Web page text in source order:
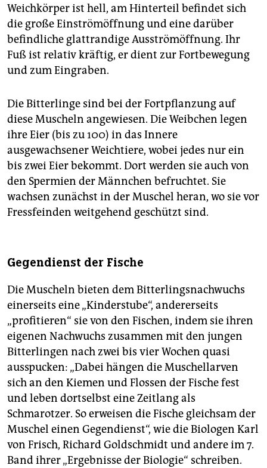
Weichkörper ist hell, am Hinterteil befindet sich
die große Einströmöffnung und eine darüber
befindliche glattrandige Ausströmöffnung. Ihr
Fuß ist relativ kräftig, er dient zur Fortbewegung
und zum Eingraben.
Die Bitterlinge sind bei der Fortpflanzung auf
diese Muscheln angewiesen. Die Weibchen legen
ihre Eier (bis zu 100) in das Innere
ausgewachsener Weichtiere, wobei jedes nur ein
bis zwei Eier bekommt. Dort werden sie auch von
den Spermien der Männchen befruchtet. Sie
wachsen zunächst in der Muschel heran, wo sie vor
Fressfeinden weitgehend geschützt sind.
Gegendienst der Fische
Die Muscheln bieten dem Bitterlingsnachwuchs
einerseits eine „Kinderstube“, andererseits
„profitieren“ sie von den Fischen, indem sie ihren
eigenen Nachwuchs zusammen mit den jungen
Bitterlingen nach zwei bis vier Wochen quasi
ausspucken: „Dabei hängen die Muschellarven
sich an den Kiemen und Flossen der Fische fest
und leben dortselbst eine Zeitlang als
Schmarotzer. So erweisen die Fische gleichsam der
Muschel einen Gegendienst“, wie die Biologen Karl
von Frisch, Richard Goldschmidt und andere im 7.
Band ihrer „Ergebnisse der Biologie“ schreiben.